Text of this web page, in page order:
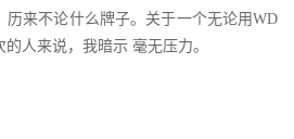
历来不论什么牌子。关于一个无论用WD
人来说，我暗示 毫无压力。